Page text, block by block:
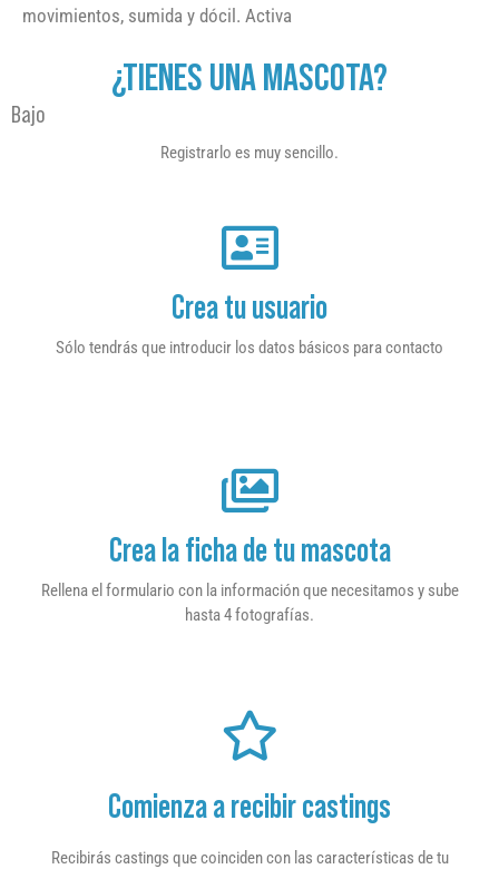
movimientos, sumida y dócil. Activa
¿TIENES UNA MASCOTA?
Bajo
Registrarlo es muy sencillo.
Crea tu usuario
Sólo tendrás que introducir los datos básicos para contacto
Crea la ficha de tu mascota
Rellena el formulario con la información que necesitamos y sube
hasta 4 fotografías.
Comienza a recibir castings
Recibirás castings que coinciden con las características de tu